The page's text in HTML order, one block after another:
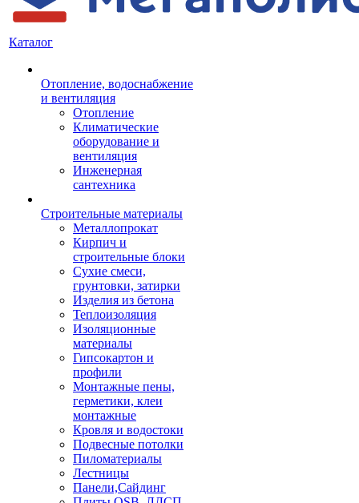
Каталог
Отопление, водоснабжение
и вентиляция
Отопление
Климатические
оборудование и
вентиляция
Инженерная
сантехника
Строительные материалы
Металлопрокат
Кирпич и
строительные блоки
Сухие смеси,
грунтовки, затирки
Изделия из бетона
Теплоизоляция
Изоляционные
материалы
Гипсокартон и
профили
Монтажные пены,
герметики, клеи
монтажные
Кровля и водостоки
Подвесные потолки
Пиломатериалы
Лестницы
Панели,Сайдинг